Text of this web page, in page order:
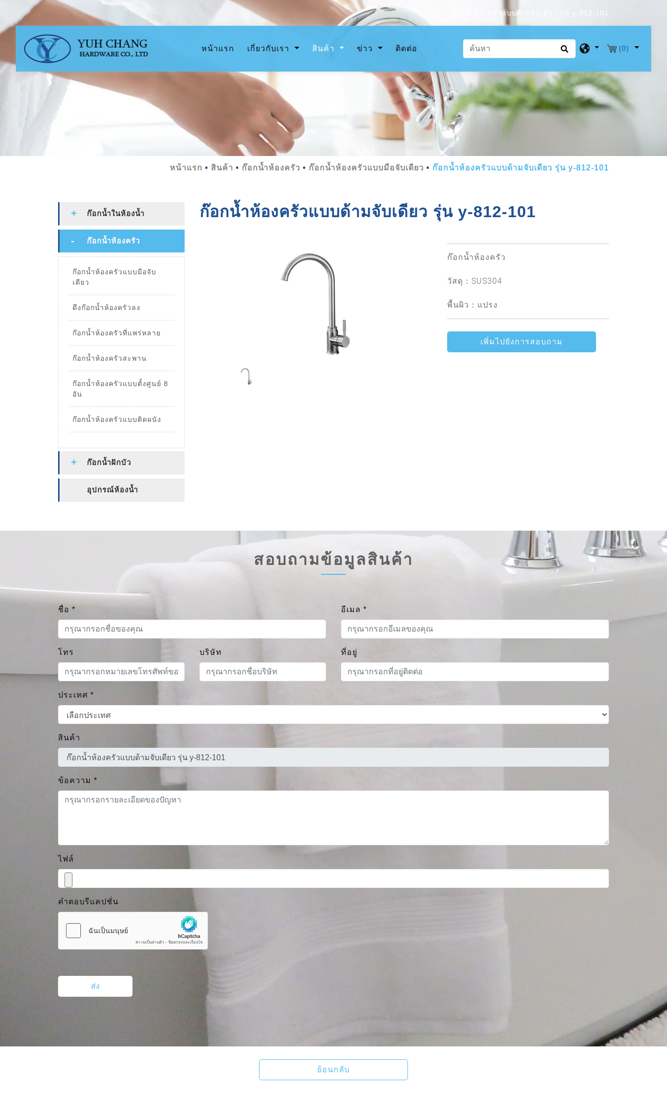
ก๊อกน้ำห้องครัวแบบด้ามจับเดียว รุ่น y-812-101
หน้าแรก (current)
เกี่ยวกับเรา สินค้า ข่าว ติดต่อ (0)
หน้าแรก สินค้า ก๊อกน้ำห้องครัว ก๊อกน้ำห้องครัวแบบมือจับเดียว ก๊อกน้ำห้องครัวแบบด้ามจับเดียว รุ่น y-812-101
ก๊อกน้ำในห้องน้ำ
ก๊อกน้ำห้องครัว
ก๊อกน้ำห้องครัวแบบมือจับ
เดียว
ดึงก๊อกน้ำห้องครัวลง
ก๊อกน้ำห้องครัวที่แพร่หลาย
ก๊อกน้ำห้องครัวสะพาน
ก๊อกน้ำห้องครัวแบบตั้งศูนย์ 8
อัน
ก๊อกน้ำห้องครัวแบบติดผนัง
ก๊อกน้ำฝักบัว
อุปกรณ์ห้องน้ำ
ก๊อกน้ำห้องครัวแบบด้ามจับเดียว รุ่น y-812-101
ก๊อกน้ำห้องครัว
วัสดุ：SUS304
พื้นผิว：แปรง
เพิ่มไปยังการสอบถาม
สอบถามข้อมูลสินค้า
ชื่อ * อีเมล *
โทร บริษัท ที่อยู่
ประเทศ *
สินค้า
ข้อความ *
ไฟล์
คำตอบรีแคปชั่น
ส่ง
ย้อนกลับ